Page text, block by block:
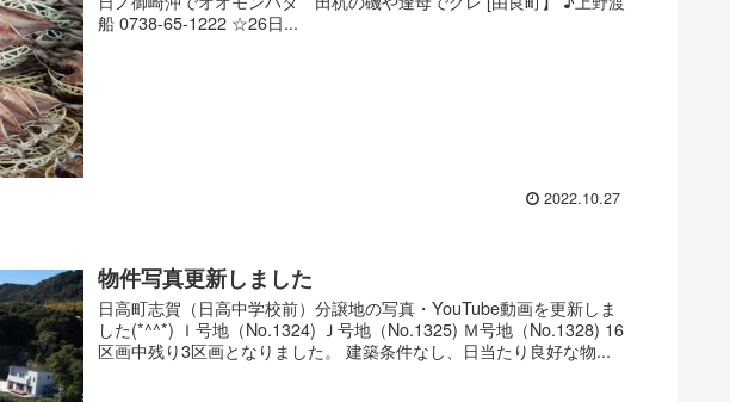
船 0738-65-1222 ☆26日...
2022.10.27
物件写真更新しました
日高町志賀（日高中学校前）分譲地の写真・YouTube動画を更新しま
した(*^^*) Ｉ号地（No.1324) Ｊ号地（No.1325) Ｍ号地（No.1328) 16
区画中残り3区画となりました。 建築条件なし、日当たり良好な物...